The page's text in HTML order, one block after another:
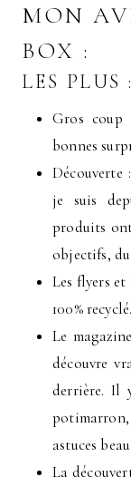
MON
BOX :
LES PLUS :
Gros
bonnes
Découverte
je suis
produits ont
objectifs,
Les flyers
100% recyclé.
Le
découvre
derrière. Il
astuces
La